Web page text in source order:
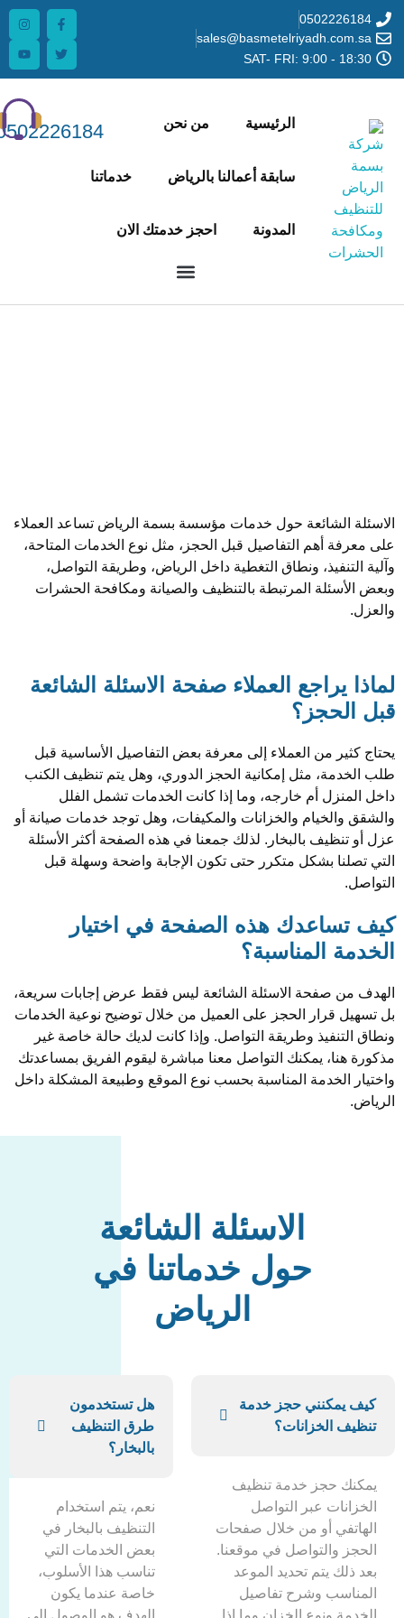
SAT- FRI: 9:00
من نحن
سابقة أعمالنا بالرياض خدماتنا
المدونة احجز خدمتك الان
0502226184
حول خدمات مؤسسة بسمة الرياض تساعد العملاء
التفاصيل قبل الحجز، مثل نوع الخدمات المتاحة،
ونطاق التغطية داخل الرياض، وطريقة التواصل،
المرتبطة بالتنظيف والصيانة ومكافحة الحشرات
العملاء صفحة الاسئلة الشائعة
من العملاء إلى معرفة بعض التفاصيل الأساسية قبل
مثل إمكانية الحجز الدوري، وهل يتم تنظيف الكنب
أم خارجه، وما إذا كانت الخدمات تشمل الفلل
والخزانات والمكيفات، وهل توجد خدمات صيانة أو
بالبخار. لذلك جمعنا في هذه الصفحة أكثر الأسئلة
بشكل متكرر حتى تكون الإجابة واضحة وسهلة قبل
هذه الصفحة في اختيار
الاسئلة الشائعة ليس فقط عرض إجابات سريعة،
الحجز على العميل من خلال توضيح نوعية الخدمات
وطريقة التواصل. وإذا كانت لديك حالة خاصة غير
يمكنك التواصل معنا مباشرة ليقوم الفريق بمساعدتك
المناسبة بحسب نوع الموقع وطبيعة المشكلة داخل
الاسئلة الشائعة
حول خدماتنا في
الرياض
حجز خدمة
خدمة تنظيف
عبر التواصل
أو من خلال صفحات
في موقعنا.
تحديد الموعد
وشرح تفاصيل
الخزان وما إذا
هل تستخدمون
طرق التنظيف
نعم، يتم استخدام
التنظيف بالبخار في
بعض الخدمات التي
تناسب هذا الأسلوب،
خاصة عندما يكون
الهدف هو الوصول إلى